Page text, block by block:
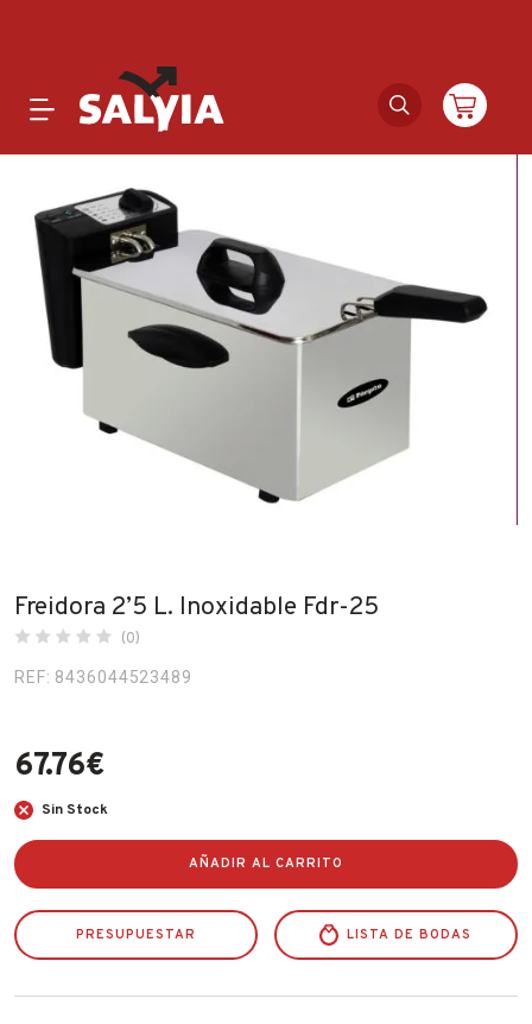
Productos
Novedades
Outlet
Ofertas
Marcas
Conócenos
Blog
Contacto
Freidora 2’5 L. Inoxidable Fdr-25
(0)
REF: 8436044523489
67.76€
Sin Stock
AÑADIR AL CARRITO
PRESUPUESTAR LISTA DE BODAS